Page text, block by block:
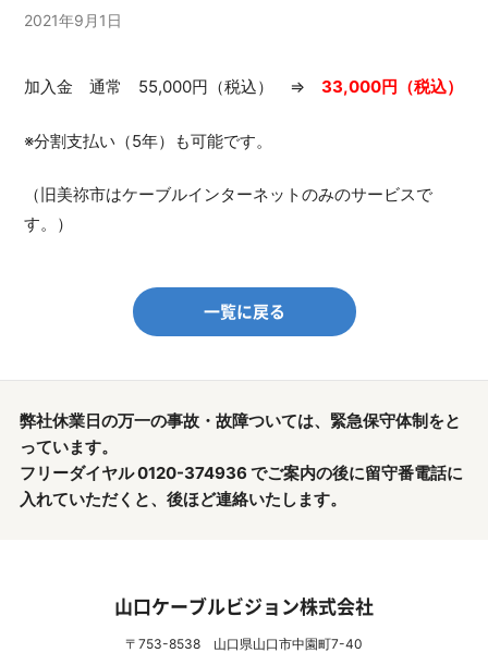
2021年9月1日
加入金 通常 55,000円（税込） ⇒33,000円（税込）
※分割支払い（5年）も可能です。
（旧美祢市はケーブルインターネットのみのサービスで
す。）
一覧に戻る
弊社休業日の万一の事故・故障ついては、緊急保守体制をと
っています。
フリーダイヤル 0120-374936 でご案内の後に留守番電話に
入れていただくと、後ほど連絡いたします。
山口ケーブルビジョン株式会社
〒753-8538 山口県山口市中園町7-40